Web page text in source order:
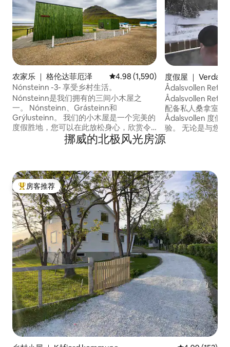
农家乐 ｜ 格伦达菲厄泽 平均评分 4.98 分（满分 5 分），共
4.98 (1,590)
Nónsteinn -3- 享受乡村生活。
Nónsteinn是我们拥有的三间小木屋之
一。 Nónsteinn、Grásteinn和
Grýlusteinn。 我们的小木屋是一个完美的
度假胜地，您可以在此放松身心，欣赏令
人叹为观止的美景。非常适合新婚夫妇、
情侣或朋好友入住。 柯克朱费尔
（Snæfellsjökull）-水洞穴-熔岩田-黑色沙
滩-鸟类生活-观鲸-山景-北极光-日落、美
味的餐厅以及您可以在这里或附近体验的
更多精彩。
度假屋 ｜ Verdal
Ådalsvollen
Ådalsvollen Retreat - 这栋山间宝地
配备私人桑拿室和按
Ådalsvollen 度假
验。 无论是与您的女朋友同行，还是与您
想要共同创造回忆
还是冬季，您都可
读书放松或在美丽
些用当地食材烹制
烧烤套餐或农家披
挪威的北极风光房源
热门「房客推荐」
房客推荐